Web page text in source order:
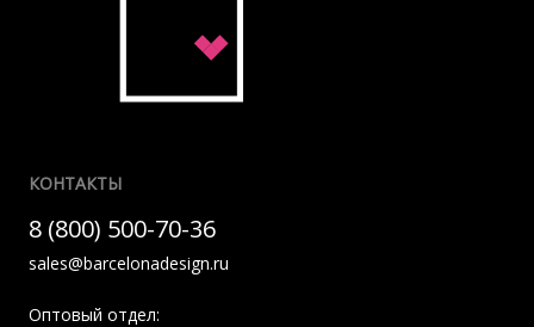
КОНТАКТЫ
8 (800) 500-70-36
sales@barcelonadesign.ru
Оптовый отдел: